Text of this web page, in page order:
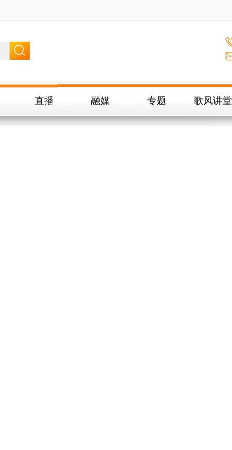
直播 融媒 专题 歌风讲堂